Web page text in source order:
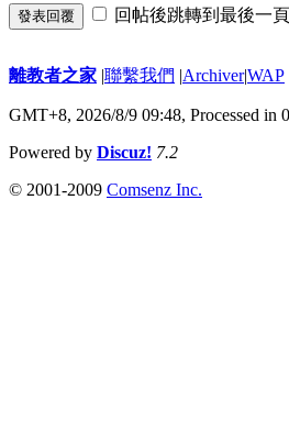
發表回覆 回帖後跳轉到最後一頁
離教者之家 |聯繫我們 |Archiver|WAP
GMT+8, 2026/8/9 09:48, Processed in
Powered by Discuz! 7.2
© 2001-2009 Comsenz Inc.